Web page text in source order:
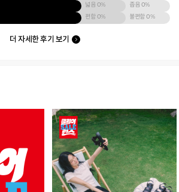
넓음0% 좁음0%
편함0% 불편함0%
더 자세한 후기 보기